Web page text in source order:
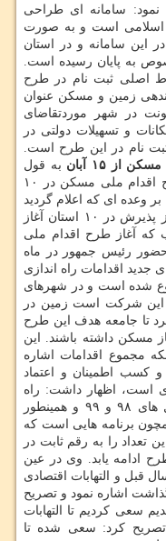
نمود: سامانه ای طراحی
اسلامی است و به صورت
این سامانه و در استان
به پایان رسیده است.
اصلی ثبت نام در طرح
زمین و مسكن عنوان
در شهر موردتقاضای
و تسهیلات دولتی در
نام در این طرح است.
۱۵ آبان
به قول
وزیر راه و شهرسازی، آغاز ثبت نام طرح اقدام ملی مسكن در ۱۰
وعده ای كه اعلام گردید
در ۱۵ آبان انجام می شود و در همان روز پذیرش در ۱۰ استان آغاز
كه آغاز طرح اقدام ملی
رئیس جمهور در ماه
جدید اقدامات راه اندازی
شروع شده است و در شهرهای
این شركت است زمین در
تا جامعه هدف این طرح
مسكن داشته باشند. این
مجموع اقدامات اشاره
كسب اطمینان و اعتماد
است، اظهار داشت: راه
اندازی ۴۰۰ هزار واحد مسكونی در سال های ۹۸ و ۹۹ و همینطور
همچون برنامه هایی است كه
تعداد را به رقم ثابت در
ادامه یابد. وی در عین
قبل و التهابات اقتصادی
اشاره نمود و تصریح
سعی كردیم تا التهابات
كرد: سعی شده تا